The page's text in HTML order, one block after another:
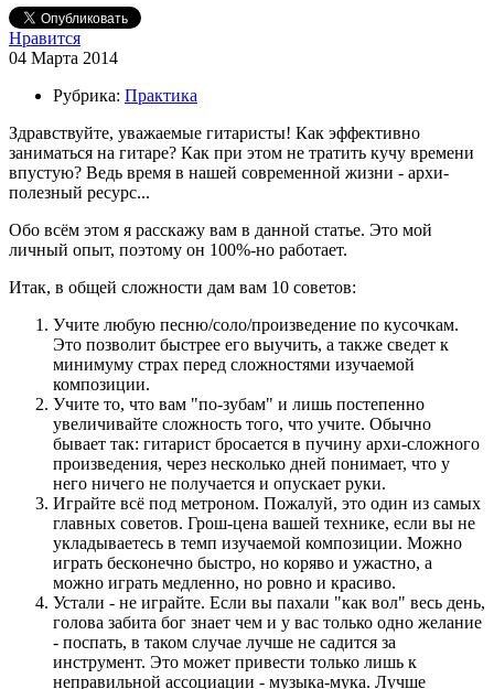
Нравится
04 Марта 2014
Рубрика: Практика
Здравствуйте, уважаемые гитаристы! Как эффективно
заниматься на гитаре? Как при этом не тратить кучу времени
впустую? Ведь время в нашей современной жизни - архи-
полезный ресурс...
Обо всём этом я расскажу вам в данной статье. Это мой
личный опыт, поэтому он 100%-но работает.
Итак, в общей сложности дам вам 10 советов:
Учите любую песню/соло/произведение по кусочкам.
Это позволит быстрее его выучить, а также сведет к
минимуму страх перед сложностями изучаемой
композиции.
Учите то, что вам "по-зубам" и лишь постепенно
увеличивайте сложность того, что учите. Обычно
бывает так: гитарист бросается в пучину архи-сложного
произведения, через несколько дней понимает, что у
него ничего не получается и опускает руки.
Играйте всё под метроном. Пожалуй, это один из самых
главных советов. Грош-цена вашей технике, если вы не
укладываетесь в темп изучаемой композиции. Можно
играть бесконечно быстро, но коряво и ужастно, а
можно играть медленно, но ровно и красиво.
Устали - не играйте. Если вы пахали "как вол" весь день,
голова забита бог знает чем и у вас только одно желание
- поспать, в таком случае лучше не садится за
инструмент. Это может привести только лишь к
неправильной ассоциации - музыка-мука. Лучше